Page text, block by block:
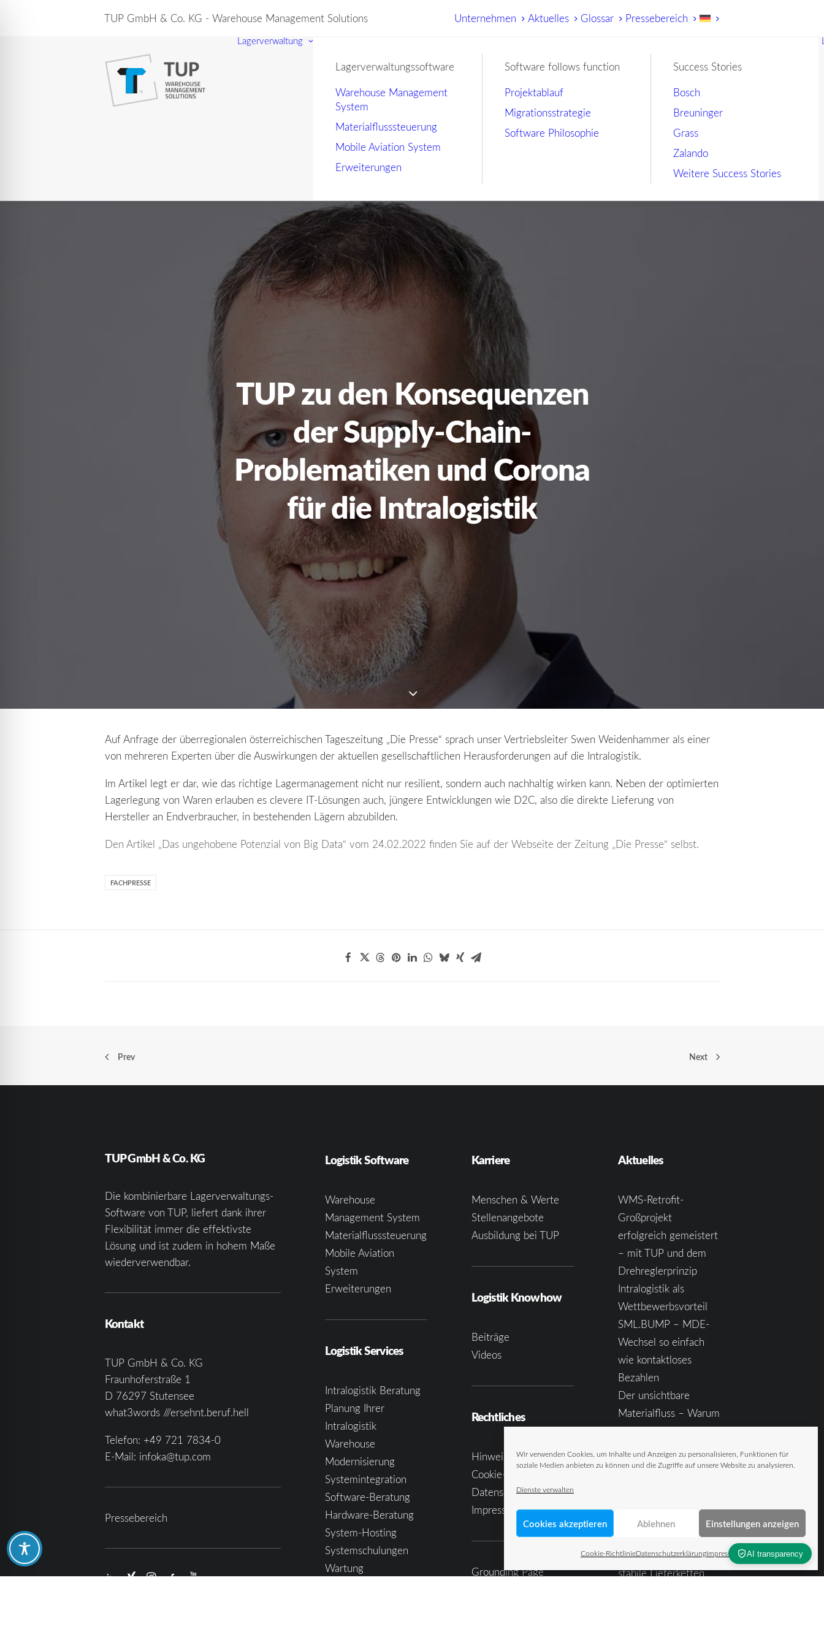
Wir verwenden Cookies, um Inhalte und Anzeigen zu personalisieren, Funktionen für
soziale Medien anbieten zu können und die Zugriffe auf unsere Website zu analysieren.
Dienste verwalten
Cookies akzeptieren Ablehnen Einstellungen anzeigen
Cookie-RichtlinieDatenschutzerklärungImpressum
TUP GmbH & Co. KG - Warehouse Management Solutions Unternehmen Aktuelles Glossar Pressebereich
Lagerverwaltung
Lagerverwaltungssoftware
Warehouse Management
System
Materialflusssteuerung
Mobile Aviation System
Erweiterungen
Software follows function
Projektablauf
Migrationsstrategie
Software Philosophie
Success Stories
Bosch
Breuninger
Grass
Zalando
Weitere Success Stories
TUP zu den Konsequenzen
der Supply-Chain-
Problematiken und Corona
für die Intralogistik
Auf Anfrage der überregionalen österreichischen Tageszeitung „Die Presse“ sprach unser Vertriebsleiter Swen Weidenhammer als einer
von mehreren Experten über die Auswirkungen der aktuellen gesellschaftlichen Herausforderungen auf die Intralogistik.
Im Artikel legt er dar, wie das richtige Lagermanagement nicht nur resilient, sondern auch nachhaltig wirken kann. Neben der optimierten
Lagerlegung von Waren erlauben es clevere IT-Lösungen auch, jüngere Entwicklungen wie D2C, also die direkte Lieferung von
Hersteller an Endverbraucher, in bestehenden Lägern abzubilden.
Den Artikel „Das ungehobene Potenzial von Big Data“ vom 24.02.2022 finden Sie auf der Webseite der Zeitung „Die Presse“ selbst.
FACHPRESSE
Prev Next
TUP GmbH & Co. KG
Die kombinierbare Lagerverwaltungs-
Software von TUP, liefert dank ihrer
Flexibilität immer die effektivste
Lösung und ist zudem in hohem Maße
wiederverwendbar.
Kontakt
TUP GmbH & Co. KG
Fraunhoferstraße 1
D 76297 Stutensee
what3words ///ersehnt.beruf.hell
Telefon: +49 721 7834-0
E-Mail: infoka@tup.com
Pressebereich
Logistik Software
Warehouse
Management System
Materialflusssteuerung
Mobile Aviation
System
Erweiterungen
Logistik Services
Intralogistik Beratung
Planung Ihrer
Intralogistik
Warehouse
Modernisierung
Systemintegration
Software-Beratung
Hardware-Beratung
System-Hosting
Systemschulungen
Wartung
Karriere
Menschen & Werte
Stellenangebote
Ausbildung bei TUP
Logistik Knowhow
Beiträge
Videos
Rechtliches
Hinweis geben
Cookie-Richtlinie (EU)
Datenschutzerklärung
Impressum
Grounding Page
Aktuelles
WMS-Retrofit-
Großprojekt
erfolgreich gemeistert
– mit TUP und dem
Drehreglerprinzip
Intralogistik als
Wettbewerbsvorteil
SML.BUMP – MDE-
Wechsel so einfach
wie kontaktloses
Bezahlen
Der unsichtbare
Materialfluss – Warum
Daten die
Fördertechnik als
Wettbewerbsfaktor
Kontext geopolitischer
Unsicherheit: Resilienz
als Schlüssel für
stabile Lieferketten